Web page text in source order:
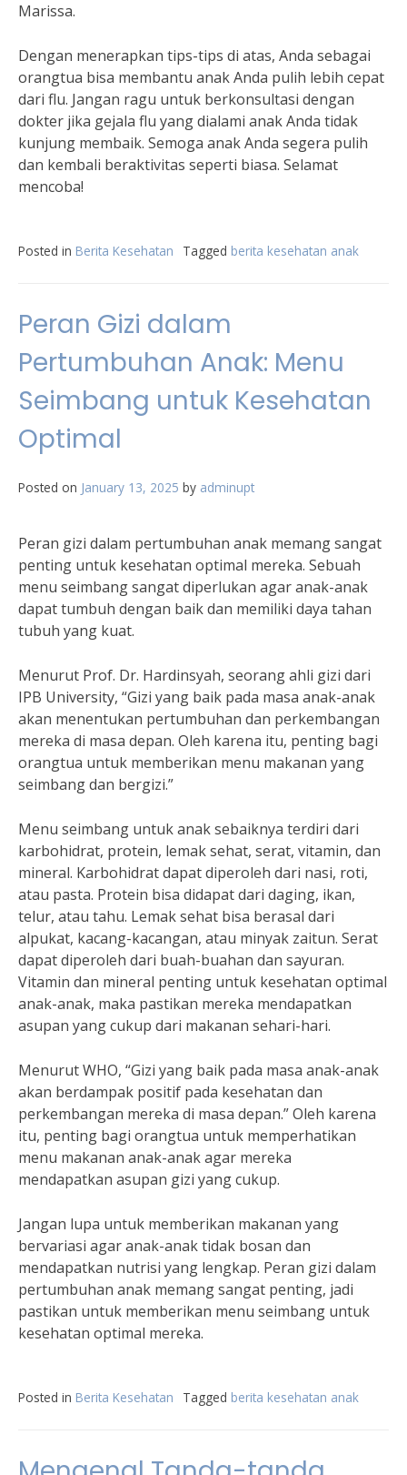
Marissa.
Dengan menerapkan tips-tips di atas, Anda sebagai
orangtua bisa membantu anak Anda pulih lebih cepat
dari flu. Jangan ragu untuk berkonsultasi dengan
dokter jika gejala flu yang dialami anak Anda tidak
kunjung membaik. Semoga anak Anda segera pulih
dan kembali beraktivitas seperti biasa. Selamat
mencoba!
Posted in Berita Kesehatan Tagged berita kesehatan anak
Peran Gizi dalam
Pertumbuhan Anak: Menu
Seimbang untuk Kesehatan
Optimal
Posted on January 13, 2025 by adminupt
Peran gizi dalam pertumbuhan anak memang sangat
penting untuk kesehatan optimal mereka. Sebuah
menu seimbang sangat diperlukan agar anak-anak
dapat tumbuh dengan baik dan memiliki daya tahan
tubuh yang kuat.
Menurut Prof. Dr. Hardinsyah, seorang ahli gizi dari
IPB University, “Gizi yang baik pada masa anak-anak
akan menentukan pertumbuhan dan perkembangan
mereka di masa depan. Oleh karena itu, penting bagi
orangtua untuk memberikan menu makanan yang
seimbang dan bergizi.”
Menu seimbang untuk anak sebaiknya terdiri dari
karbohidrat, protein, lemak sehat, serat, vitamin, dan
mineral. Karbohidrat dapat diperoleh dari nasi, roti,
atau pasta. Protein bisa didapat dari daging, ikan,
telur, atau tahu. Lemak sehat bisa berasal dari
alpukat, kacang-kacangan, atau minyak zaitun. Serat
dapat diperoleh dari buah-buahan dan sayuran.
Vitamin dan mineral penting untuk kesehatan optimal
anak-anak, maka pastikan mereka mendapatkan
asupan yang cukup dari makanan sehari-hari.
Menurut WHO, “Gizi yang baik pada masa anak-anak
akan berdampak positif pada kesehatan dan
perkembangan mereka di masa depan.” Oleh karena
itu, penting bagi orangtua untuk memperhatikan
menu makanan anak-anak agar mereka
mendapatkan asupan gizi yang cukup.
Jangan lupa untuk memberikan makanan yang
bervariasi agar anak-anak tidak bosan dan
mendapatkan nutrisi yang lengkap. Peran gizi dalam
pertumbuhan anak memang sangat penting, jadi
pastikan untuk memberikan menu seimbang untuk
kesehatan optimal mereka.
Posted in Berita Kesehatan Tagged berita kesehatan anak